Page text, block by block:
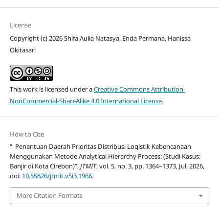
License
Copyright (c) 2026 Shifa Aulia Natasya, Enda Permana, Hanissa
Okitasari
This work is licensed under aCreative Commons Attribution-
NonCommercial-ShareAlike 4.0 International License.
How to Cite
“ Penentuan Daerah Prioritas Distribusi Logistik Kebencanaan
Menggunakan Metode Analytical Hierarchy Process: (Studi Kasus:
Banjir di Kota Cirebon)”,JTMIT, vol. 5, no. 3, pp. 1364–1373, Jul. 2026,
doi: 10.55826/jtmit.v5i3.1966.
More Citation Formats